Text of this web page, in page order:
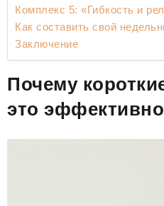
Комплекс 5: «Гибкость и
Как составить свой
Заключение
Почему
это